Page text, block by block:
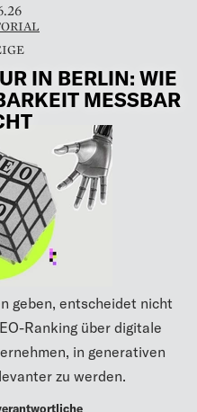
IN BERLIN: WIE
MESSBAR
geben, entscheidet nicht
Ranking über digitale
in generativen
zu werden.